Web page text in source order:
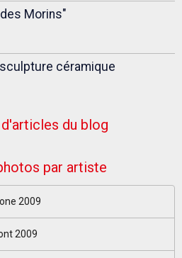
Morins"
céramique
du blog
par artiste
2009
2009